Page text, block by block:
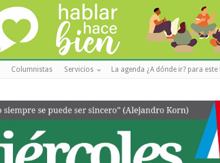
Columnistas Servicios La agenda ¿A dónde ir? para este